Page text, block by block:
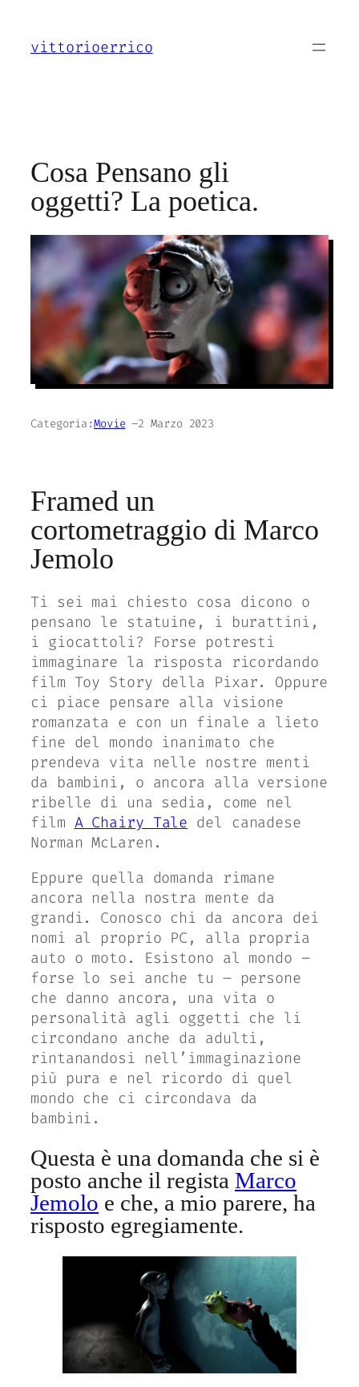
contenuto
vittorioerrico
Cosa Pensano gli
oggetti? La poetica.
Categoria:Movie–2 Marzo 2023
Framed un
cortometraggio di Marco
Jemolo
Ti sei mai chiesto cosa dicono o
pensano le statuine, i burattini,
i giocattoli? Forse potresti
immaginare la risposta ricordando
film Toy Story della Pixar. Oppure
ci piace pensare alla visione
romanzata e con un finale a lieto
fine del mondo inanimato che
prendeva vita nelle nostre menti
da bambini, o ancora alla versione
ribelle di una sedia, come nel
film A Chairy Tale del canadese
Norman McLaren .
Eppure quella domanda rimane
ancora nella nostra mente da
grandi. Conosco chi da ancora dei
nomi al proprio PC, alla propria
auto o moto. Esistono al mondo –
forse lo sei anche tu – persone
che danno ancora, una vita o
personalità agli oggetti che li
circondano anche da adulti,
rintanandosi nell’immaginazione
più pura e nel ricordo di quel
mondo che ci circondava da
bambini.
Questa è una domanda che si è
posto anche il regista Marco
Jemolo e che, a mio parere, ha
risposto egregiamente.